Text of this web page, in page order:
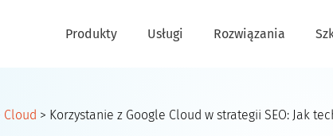
Produkty Usługi Rozwiązania
Cloud > Korzystanie z Google Cloud w strategii SEO: Jak